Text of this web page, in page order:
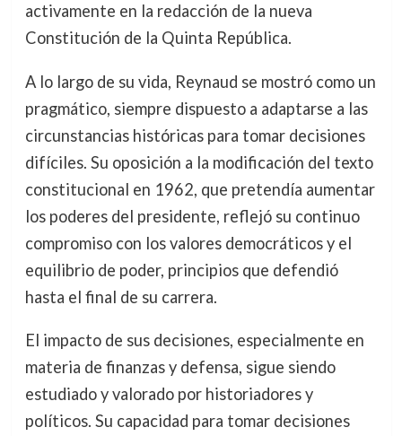
activamente en la redacción de la nueva
Constitución de la Quinta República.
A lo largo de su vida, Reynaud se mostró como un
pragmático, siempre dispuesto a adaptarse a las
circunstancias históricas para tomar decisiones
difíciles. Su oposición a la modificación del texto
constitucional en 1962, que pretendía aumentar
los poderes del presidente, reflejó su continuo
compromiso con los valores democráticos y el
equilibrio de poder, principios que defendió
hasta el final de su carrera.
El impacto de sus decisiones, especialmente en
materia de finanzas y defensa, sigue siendo
estudiado y valorado por historiadores y
políticos. Su capacidad para tomar decisiones